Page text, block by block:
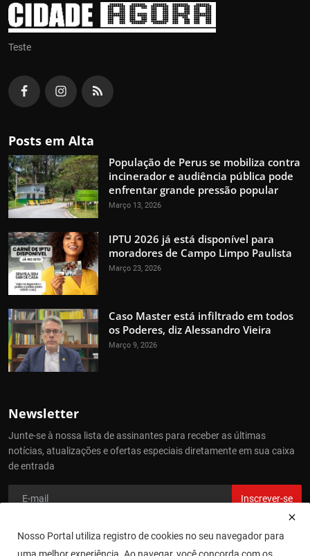
Teste
Posts em Alta
População de Perus se mobiliza contra
incinerador e audiência pública pode
enfrentar grande pressão popular
Março 13, 2026
IPTU 2026 já está disponível para
moradores de Campo Limpo Paulista
Março 23, 2026
Caso Master está infiltrado em todos
os Poderes, diz Alessandro Vieira
Março 9, 2026
Newsletter
Junte-se à nossa lista de assinantes para receber as últimas
notícias, atualizações e ofertas especiais diretamente em sua caixa
de entrada
Inscrever-se
Nosso Portal utiliza registro de cookies no seu navegador para
uma melhor experiência. Ao navegar, você concorda com os